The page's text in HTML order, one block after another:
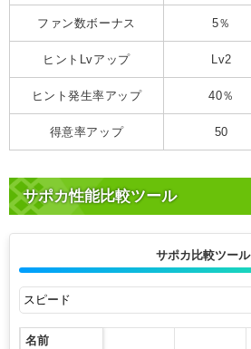
ファン数ボーナス 5％
ヒントLvアップ Lv2
ヒント発生率アップ 40％
得意率アップ 50
サポカ性能比較ツール
サポカ比較ツール
名前